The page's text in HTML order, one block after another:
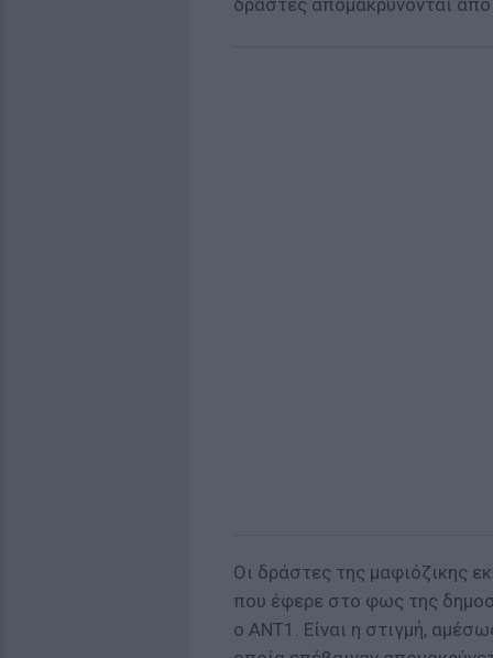
δράστες απομακρύνονται από
Οι δράστες της μαφιόζικης
που έφερε στο φως της
ο ΑΝΤ1. Είναι η στιγμή,